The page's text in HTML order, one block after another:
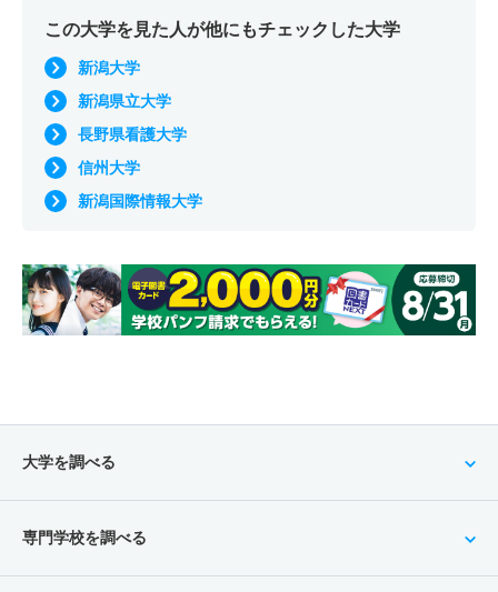
この大学を見た人が他にもチェックした大学
新潟大学
新潟県立大学
長野県看護大学
信州大学
新潟国際情報大学
大学を調べる
専門学校を調べる